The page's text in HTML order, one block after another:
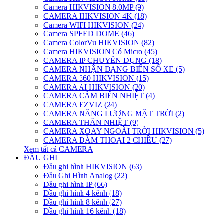
Camera HIKVISION 8.0MP (9)
CAMERA HIKVISION 4K (18)
Camera WIFI HIKVISION (24)
Camera SPEED DOME (46)
Camera ColorVu HIKVISION (82)
Camera HIKVISION Có Micro (45)
CAMERA IP CHUYÊN DỤNG (18)
CAMERA NHẬN DẠNG BIỂN SỐ XE (5)
CAMERA 360 HIKVISION (15)
CAMERA AI HIKVISION (20)
CAMERA CẢM BIẾN NHIỆT (4)
CAMERA EZVIZ (24)
CAMERA NĂNG LƯỢNG MẶT TRỜI (2)
CAMERA THÂN NHIỆT (9)
CAMERA XOAY NGOÀI TRỜI HIKVISION (5)
CAMERA ĐÀM THOẠI 2 CHIỀU (27)
Xem tất cả CAMERA
ĐẦU GHI
Đầu ghi hình HIKVISION (63)
Đầu Ghi Hình Analog (22)
Đầu ghi hình IP (66)
Đầu ghi hình 4 kênh (18)
Đầu ghi hình 8 kênh (27)
Đầu ghi hình 16 kênh (18)